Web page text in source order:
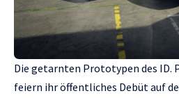
Die getarnten Prototypen des ID.
feiern ihr öffentliches Debüt auf